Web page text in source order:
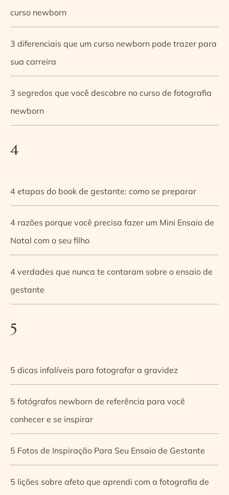
curso newborn
3 diferenciais que um curso newborn pode trazer para
sua carreira
3 segredos que você descobre no curso de fotografia
newborn
4
4 etapas do book de gestante: como se preparar
4 razões porque você precisa fazer um Mini Ensaio de
Natal com o seu filho
4 verdades que nunca te contaram sobre o ensaio de
gestante
5
5 dicas infalíveis para fotografar a gravidez
5 fotógrafos newborn de referência para você
conhecer e se inspirar
5 Fotos de Inspiração Para Seu Ensaio de Gestante
5 lições sobre afeto que aprendi com a fotografia de